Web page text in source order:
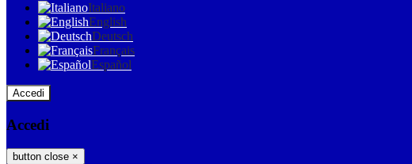
Italiano
English
Deutsch
Français
Español
Accedi
Accedi
button close ×